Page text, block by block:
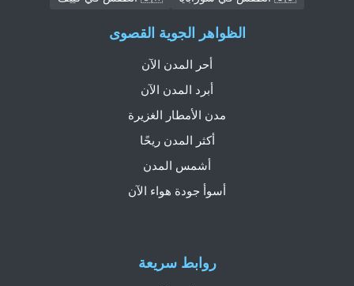
روابط سريعة
الظواهر الجوية القصوى
أحر المدن الآن
أبرد المدن الآن
مدن الأمطار الغزيرة
أكثر المدن ريحًا
أشمس المدن
أسوأ جودة هواء الآن